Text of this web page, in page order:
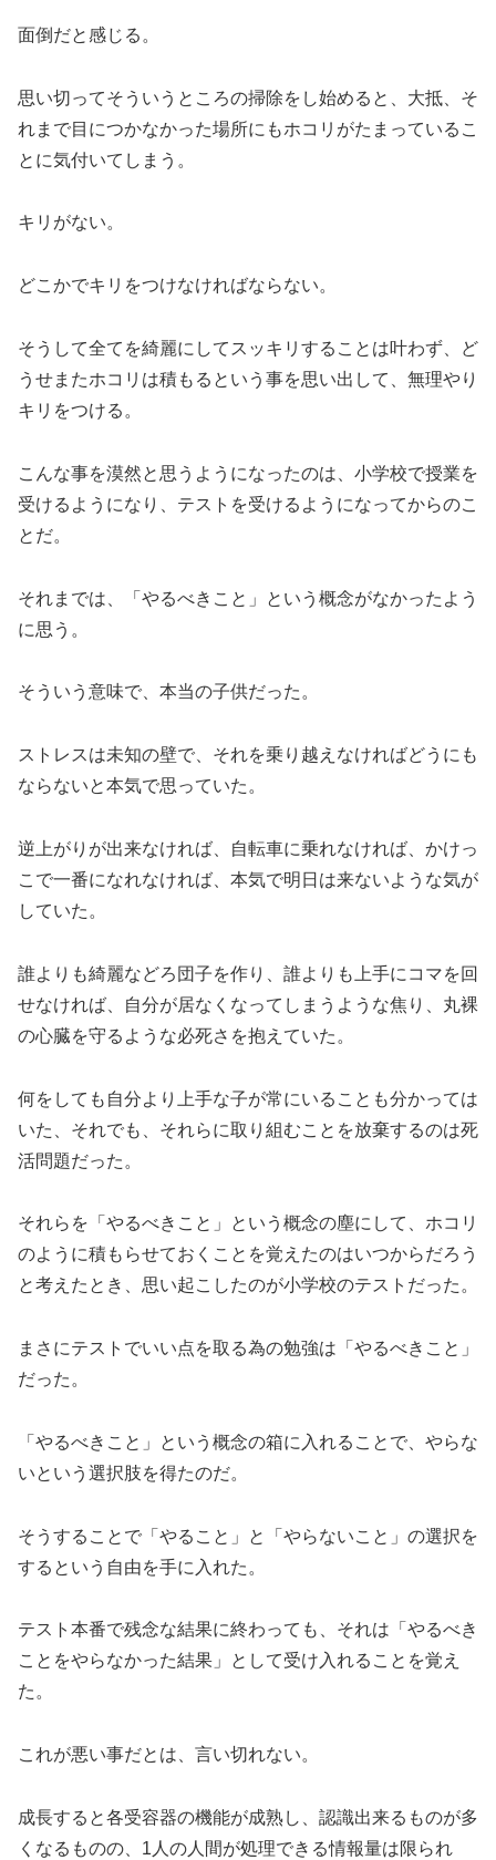
面倒だと感じる。
思い切ってそういうところの掃除をし始めると、大抵、そ
れまで目につかなかった場所にもホコリがたまっているこ
とに気付いてしまう。
キリがない。
どこかでキリをつけなければならない。
そうして全てを綺麗にしてスッキリすることは叶わず、ど
うせまたホコリは積もるという事を思い出して、無理やり
キリをつける。
こんな事を漠然と思うようになったのは、小学校で授業を
受けるようになり、テストを受けるようになってからのこ
とだ。
それまでは、「やるべきこと」という概念がなかったよう
に思う。
そういう意味で、本当の子供だった。
ストレスは未知の壁で、それを乗り越えなければどうにも
ならないと本気で思っていた。
逆上がりが出来なければ、自転車に乗れなければ、かけっ
こで一番になれなければ、本気で明日は来ないような気が
していた。
誰よりも綺麗などろ団子を作り、誰よりも上手にコマを回
せなければ、自分が居なくなってしまうような焦り、丸裸
の心臓を守るような必死さを抱えていた。
何をしても自分より上手な子が常にいることも分かっては
いた、それでも、それらに取り組むことを放棄するのは死
活問題だった。
それらを「やるべきこと」という概念の塵にして、ホコリ
のように積もらせておくことを覚えたのはいつからだろう
と考えたとき、思い起こしたのが小学校のテストだった。
まさにテストでいい点を取る為の勉強は「やるべきこと」
だった。
「やるべきこと」という概念の箱に入れることで、やらな
いという選択肢を得たのだ。
そうすることで「やること」と「やらないこと」の選択を
するという自由を手に入れた。
テスト本番で残念な結果に終わっても、それは「やるべき
ことをやらなかった結果」として受け入れることを覚え
た。
これが悪い事だとは、言い切れない。
成長すると各受容器の機能が成熟し、認識出来るものが多
くなるものの、1人の人間が処理できる情報量は限られ